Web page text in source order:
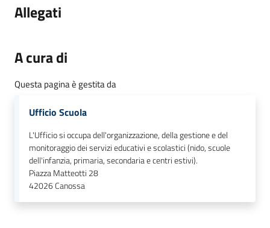
Allegati
A cura di
Questa pagina è gestita da
Ufficio Scuola
L'Ufficio si occupa dell'organizzazione, della gestione e del
monitoraggio dei servizi educativi e scolastici (nido, scuole
dell'infanzia, primaria, secondaria e centri estivi).
Piazza Matteotti 28
42026Canossa